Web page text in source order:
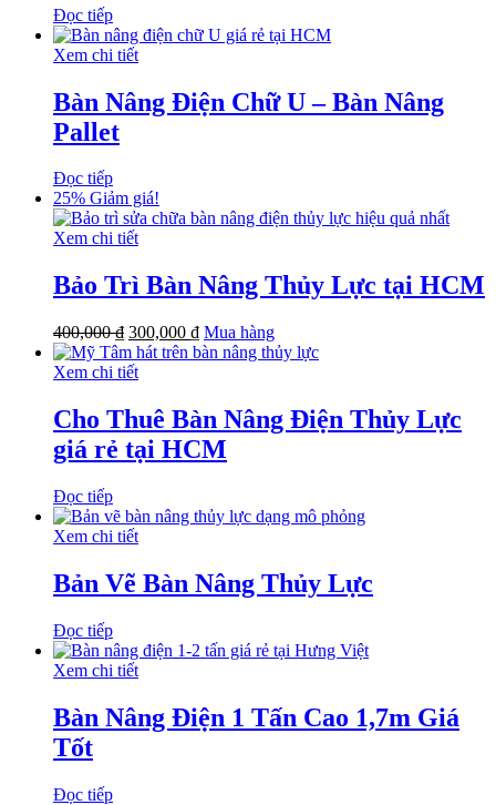
Đọc tiếp
Xem chi tiết
Bàn Nâng Điện Chữ U – Bàn Nâng
Pallet
Đọc tiếp
25% Giảm giá!
Xem chi tiết
Bảo Trì Bàn Nâng Thủy Lực tại HCM
400,000₫ 300,000 ₫ Mua hàng
Xem chi tiết
Cho Thuê Bàn Nâng Điện Thủy Lực
giá rẻ tại HCM
Đọc tiếp
Xem chi tiết
Bản Vẽ Bàn Nâng Thủy Lực
Đọc tiếp
Xem chi tiết
Bàn Nâng Điện 1 Tấn Cao 1,7m Giá
Tốt
Đọc tiếp